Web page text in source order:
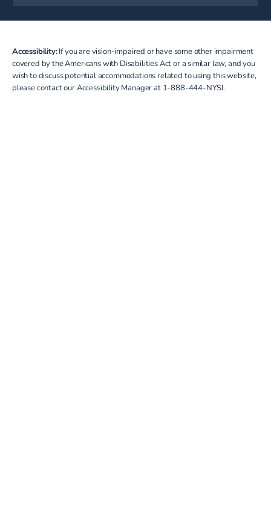
Accessibility:If you are vision-impaired or have some other impairment
covered by the Americans with Disabilities Act or a similar law, and you
wish to discuss potential accommodations related to using this website,
please contact our Accessibility Manager at 1-888-444-NYSI.